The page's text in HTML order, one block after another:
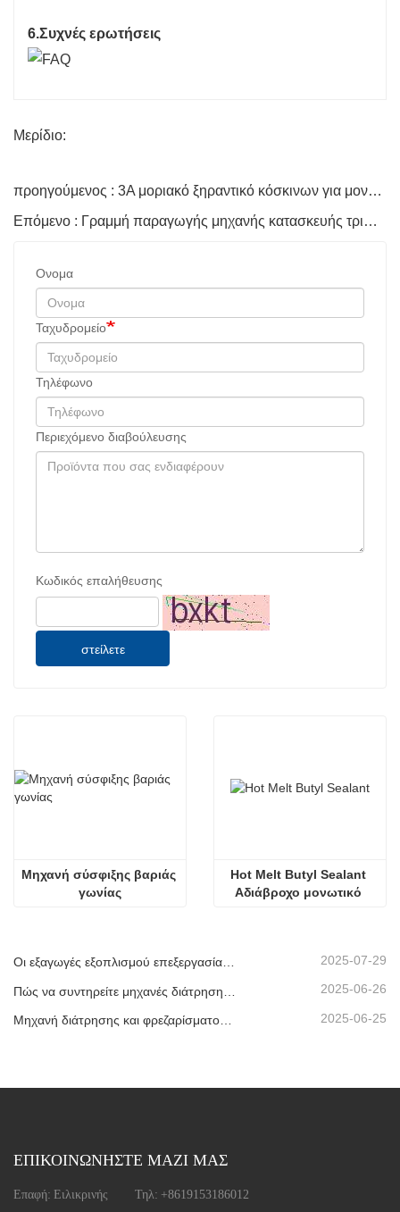
6.Συχνές ερωτήσεις
Μερίδιο:
προηγούμενος : 3A μοριακό ξηραντικό κόσκινων για μονωτικό γυαλί
Επόμενο : Γραμμή παραγωγής μηχανής κατασκευής τριπλής μονωτικής υάλου
Ονομα
Ταχυδρομείο
Τηλέφωνο
Περιεχόμενο διαβούλευσης
Κωδικός επαλήθευσης
στείλετε
Μηχανή σύσφιξης βαριάς
γωνίας
Hot Melt Butyl Sealant
Αδιάβροχο μονωτικό
Οι εξαγωγές εξοπλισμού επεξεργασίας μονωτικού γυαλιού μας έχουν φτάσει σε νέα υψηλά επίπεδα, συμβάλλοντας στην ανάπτυξη πράσινων κτιρίων παγκοσμίως. 2025-07-29
2025-06-26
2025-06-25
ΕΠΙΚΟΙΝΩΝΗΣΤΕ ΜΑΖΙ ΜΑΣ
Επαφή: Ειλικρινής Τηλ: +8619153186012